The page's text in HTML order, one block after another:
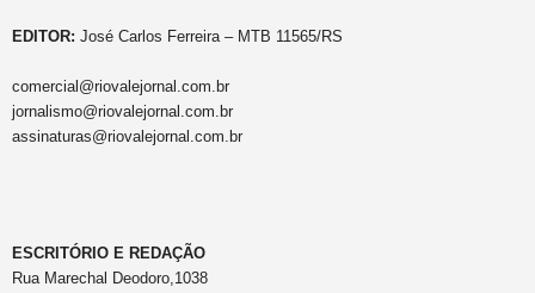
EDITOR: José Carlos Ferreira – MTB 11565/RS
comercial@riovalejornal.com.br
jornalismo@riovalejornal.com.br
assinaturas@riovalejornal.com.br
ESCRITÓRIO E REDAÇÃO
Rua Marechal Deodoro,1038